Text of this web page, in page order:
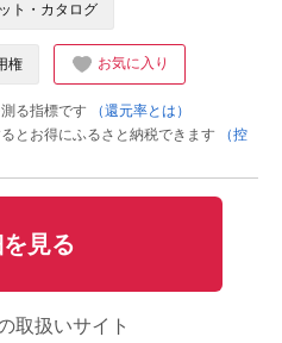
ト・カタログ
権 お気に入り
る指標です
（還元率とは）
とお得にふるさと納税できます
（控
見る
取扱いサイト